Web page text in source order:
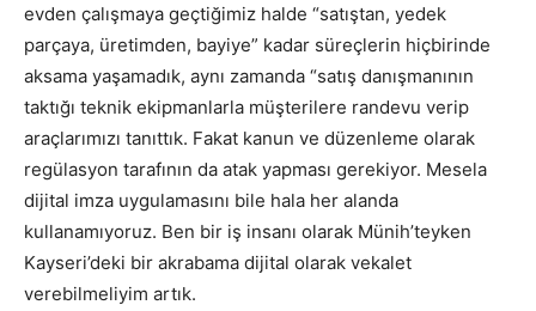
evden çalışmaya geçtiğimiz halde “satıştan, yedek
parçaya, üretimden, bayiye” kadar süreçlerin hiçbirinde
aksama yaşamadık, aynı zamanda “satış danışmanının
taktığı teknik ekipmanlarla müşterilere randevu verip
araçlarımızı tanıttık. Fakat kanun ve düzenleme olarak
regülasyon tarafının da atak yapması gerekiyor. Mesela
dijital imza uygulamasını bile hala her alanda
kullanamıyoruz. Ben bir iş insanı olarak Münih’teyken
Kayseri’deki bir akrabama dijital olarak vekalet
verebilmeliyim artık.